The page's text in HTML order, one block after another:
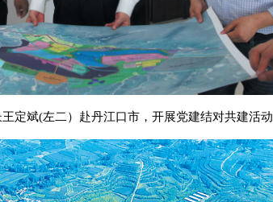
定斌(左二）赴丹江口市，开展党建结对共建活动